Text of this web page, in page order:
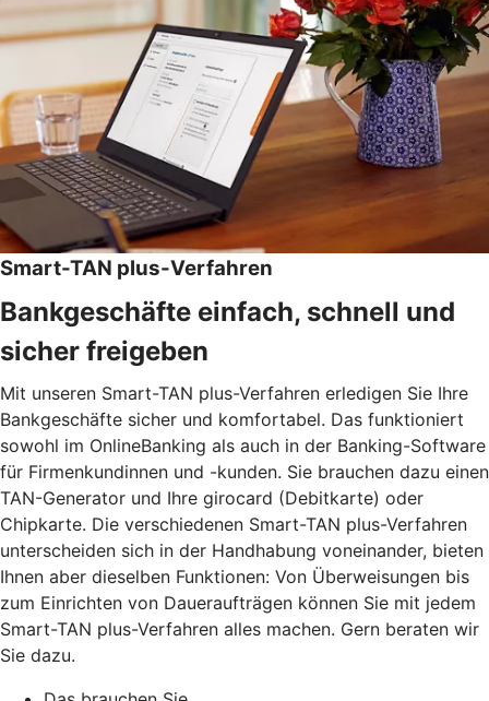
Smart-TAN plus-Verfahren
Bankgeschäfte einfach, schnell und
sicher freigeben
Mit unseren Smart-TAN plus-Verfahren erledigen Sie Ihre
Bankgeschäfte sicher und komfortabel. Das funktioniert
sowohl im OnlineBanking als auch in der Banking-Software
für Firmenkundinnen und -kunden. Sie brauchen dazu einen
TAN-Generator und Ihre girocard (Debitkarte) oder
Chipkarte. Die verschiedenen Smart-TAN plus-Verfahren
unterscheiden sich in der Handhabung voneinander, bieten
Ihnen aber dieselben Funktionen: Von Überweisungen bis
zum Einrichten von Daueraufträgen können Sie mit jedem
Smart-TAN plus-Verfahren alles machen. Gern beraten wir
Sie dazu.